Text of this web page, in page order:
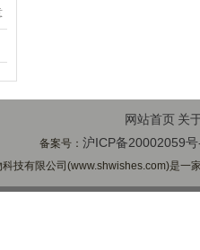
网站首页 关
备案号：沪ICP备20002059
技有限公司(www.shwishes.com)是一